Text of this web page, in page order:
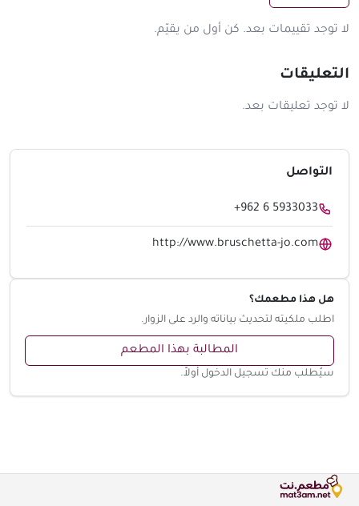
لا توجد تقييمات بعد. كن أول من يقيّم.
التعليقات
لا توجد تعليقات بعد.
التواصل
+962 6 5933033
http://www.bruschetta-jo.com
هل هذا مطعمك؟
اطلب ملكيته لتحديث بياناته والرد على الزوار.
المطالبة بهذا المطعم
سيُطلب منك تسجيل الدخول أولاً.